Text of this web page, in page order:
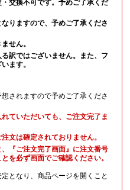
交換不可です。予めご了承くだ
りますので、予めご了承くださ
せん。
訳ではございません。また、フ
ます。
されますので予めご了承くださ
ていただいても、ご注文完了ま
文は確定されておりません。
『ご注文完了画面』に注文番号
を必ず画面でご確認ください。
となり、商品ページを開くこと